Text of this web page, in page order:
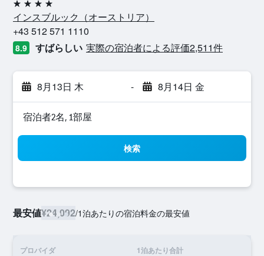
4つ星
インスブルック​（オーストリア​）​
+43 512 571 1110
8.9 すばらしい 実際の宿泊者による評価2,511​件
8月13日 木 - 8月14日 金
宿泊者2名, 1​部屋
検索
最安値¥24,092/1泊あたりの宿泊料金の最安値
プロバイダ 1泊あたり合計